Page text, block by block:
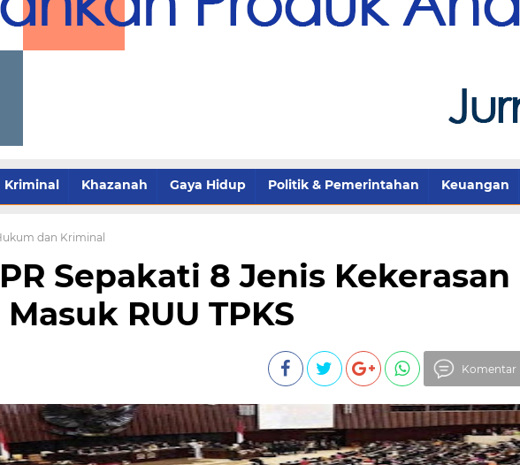
Kriminal Khazanah Gaya Hidup Politik & Pemerintahan Keuangan
dan Kriminal
Sepakati 8 Jenis Kekerasan
RUU TPKS
Komentar